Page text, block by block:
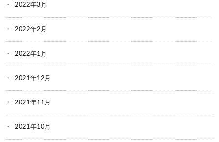
2022年3月
2022年2月
2022年1月
2021年12月
2021年11月
2021年10月